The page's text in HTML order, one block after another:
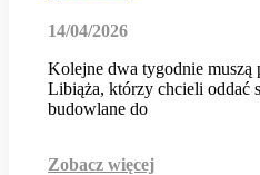
14/04/2026
Kolejne dwa tygodnie muszą
Libiąża, którzy chcieli oddać
budowlane do
Zobacz więcej